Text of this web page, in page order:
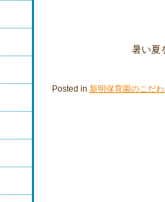
暑い夏
Posted in 新明保育園のこだ